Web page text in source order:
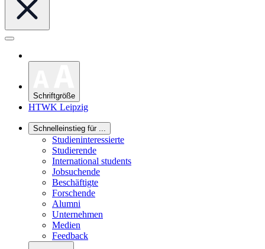
Schriftgröße
HTWK Leipzig
Schnelleinstieg für ...
Studieninteressierte
Studierende
International students
Jobsuchende
Beschäftigte
Forschende
Alumni
Unternehmen
Medien
Feedback